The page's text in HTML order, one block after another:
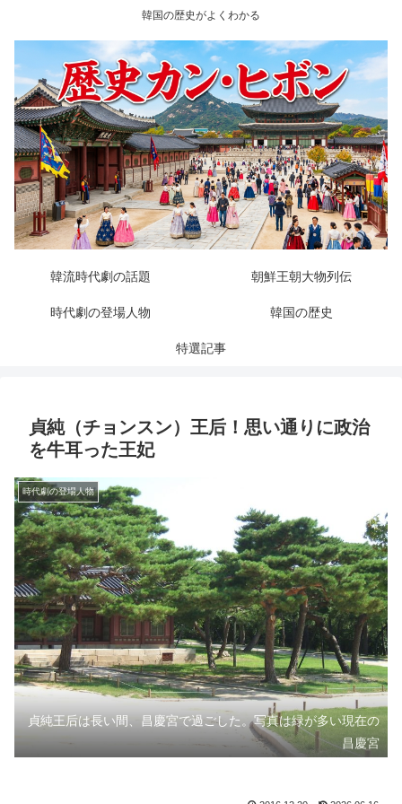
韓国の歴史がよくわかる
韓流時代劇の話題 朝鮮王朝大物列伝
時代劇の登場人物 韓国の歴史
特選記事
貞純（チョンスン）王后！思い通りに政治
を牛耳った王妃
時代劇の登場人物
貞純王后は長い間、昌慶宮で過ごした。写真は緑が多い現在の
昌慶宮